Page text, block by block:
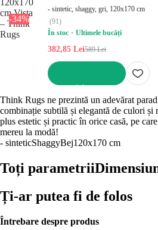
-34%
- sintetic, shaggy, gri, 120x170 cm
(91)
În stoc
Ultimele bucăți
382,85 Lei589 Lei
Think Rugs ne prezintă un adevărat
combinație subtilă și elegantă de culori și
plus estetic și practic în orice casă, pe
mereu la modă!
- sinteticShaggyBej120x170 cm
Toți parametrii
Ți-ar putea fi de folos
Întrebare despre produs